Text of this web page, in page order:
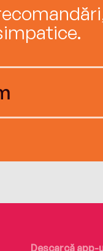
Descarcă app-